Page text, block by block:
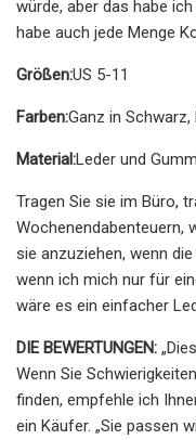
würde, aber das habe
habe auch jede Menge
Größen:US 5-11
Farben:Ganz in Schwarz,
Material:Leder und
Tragen Sie sie im Büro,
Wochenendabenteuern,
sie anzuziehen, wenn
wenn ich mich nur für
wäre es ein einfacher
DIE BEWERTUNGEN:
Wenn Sie
finden, empfehle ich
ein Käufer. „Sie passen